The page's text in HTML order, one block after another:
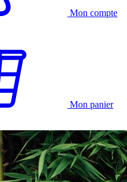
Mon compte
Mon panier